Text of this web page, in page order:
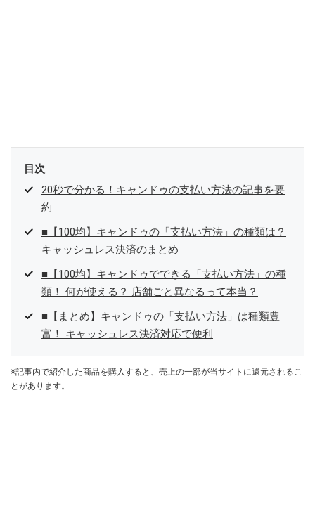
目次
20秒で分かる！キャンドゥの支払い方法の記事を要
約
■【100均】キャンドゥの「支払い方法」の種類は？
キャッシュレス決済のまとめ
■【100均】キャンドゥでできる「支払い方法」の種
類！ 何が使える？ 店舗ごと異なるって本当？
■【まとめ】キャンドゥの「支払い方法」は種類豊
富！ キャッシュレス決済対応で便利
※記事内で紹介した商品を購入すると、売上の一部が当サイトに還元されるこ
とがあります。